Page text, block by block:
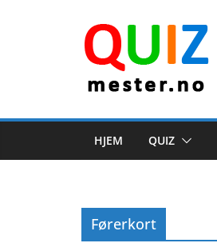
HJEM QUIZ
Førerkort